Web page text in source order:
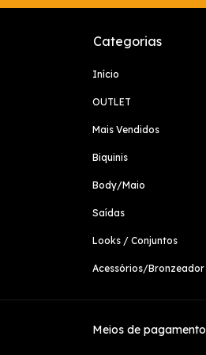
Categorias
Início
OUTLET
Mais Vendidos
Biquinis
Body/Maio
Saídas
Looks / Conjuntos
Acessórios/Bronzeador
Meios de pagamento